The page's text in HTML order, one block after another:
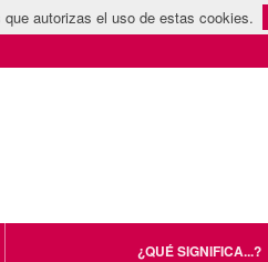
autorizas el uso de estas cookies.
¿QUÉ SIGNIFICA...?